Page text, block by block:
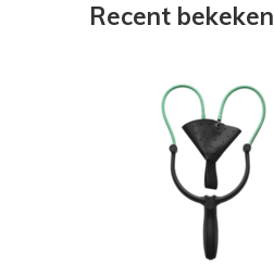
Recent bekeken